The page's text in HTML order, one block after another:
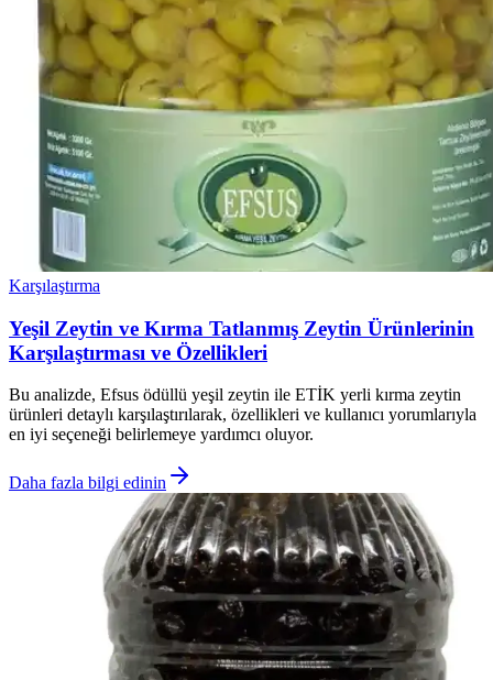
Karşılaştırma
Yeşil Zeytin ve Kırma Tatlanmış Zeytin Ürünlerinin
Karşılaştırması ve Özellikleri
Bu analizde, Efsus ödüllü yeşil zeytin ile ETİK yerli kırma zeytin
ürünleri detaylı karşılaştırılarak, özellikleri ve kullanıcı yorumlarıyla
en iyi seçeneği belirlemeye yardımcı oluyor.
Daha fazla bilgi edinin